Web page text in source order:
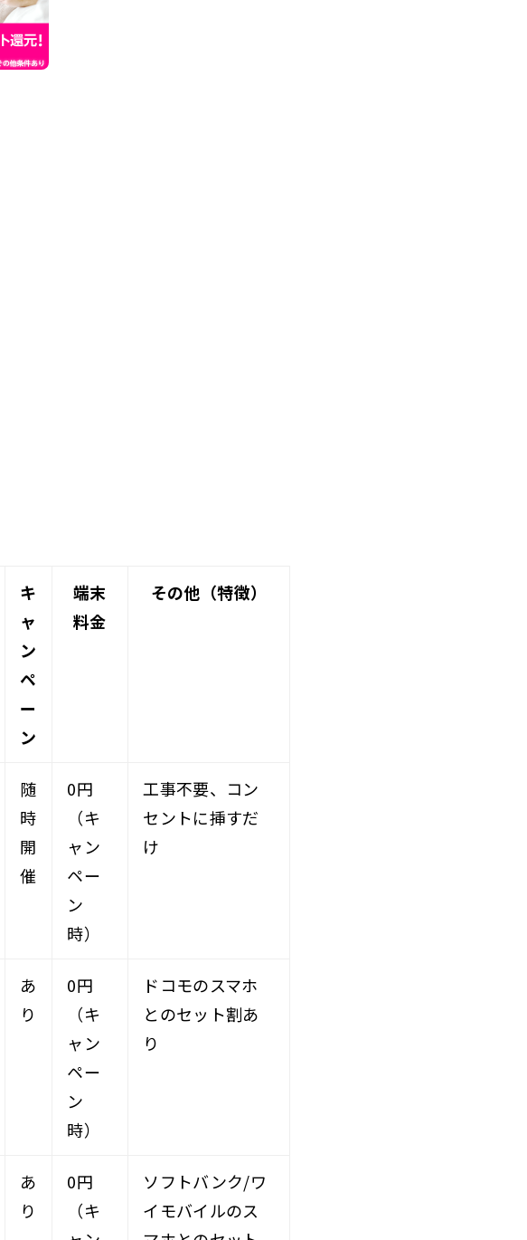
キ
ャ
ン
ペ
ー
ン
端末
料金
その他（特徴）
随
時
開
催
0円
（キ
ャン
ペー
ン
時）
工事不要、コン
セントに挿すだ
け
あ
り
0円
（キ
ャン
ペー
ン
時）
ドコモのスマホ
とのセット割あ
り
あ
り
0円
（キ
ソフトバンク/ワ
イモバイルのス